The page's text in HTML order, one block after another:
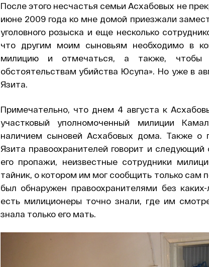
После этого несчастья семьи Асхабовых не
июне 2009 года ко мне домой приезжали
уголовного розыска и еще несколько
что другим моим сыновьям необходимо в
милицию и отмечаться, а также,
обстоятельствам убийства Юсупа». Но уже в
Язита.
Примечательно, что днем 4 августа к
участковый уполномоченный милиции
наличием сыновей Асхабовых дома. Также о
Язита правоохранителей говорит и
его пропажи, неизвестные сотрудники
тайник, о котором им мог сообщить только сам
был обнаружен правоохранителями без
есть милиционеры точно знали, где им
знала только его мать.